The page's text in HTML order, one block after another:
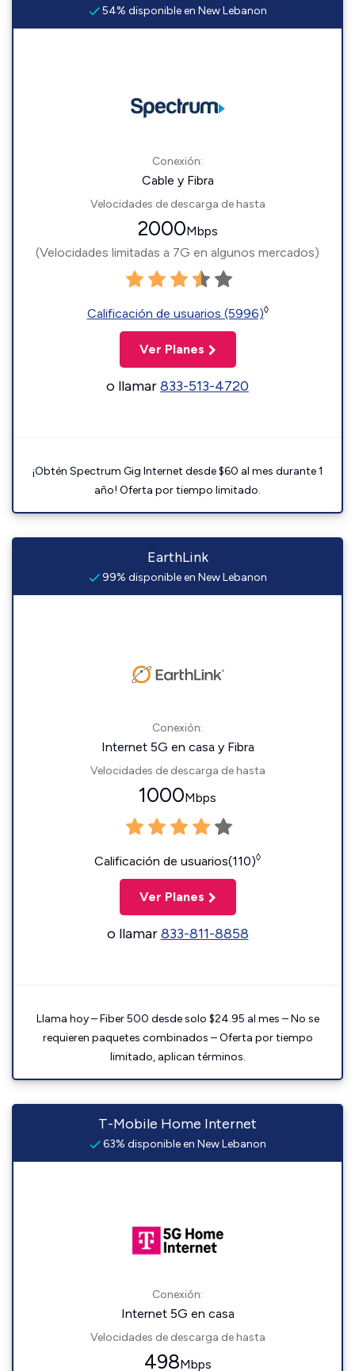
54% disponible en New Lebanon
Conexión:
Cable y Fibra
Velocidades de descarga de hasta
2000Mbps
(Velocidades limitadas a 7G en algunos mercados)
Calificación de usuarios (5996)◊
Ver Planes
o llamar833-513-4720
¡Obtén Spectrum Gig Internet desde $60 al mes durante 1
año! Oferta por tiempo limitado.
EarthLink
99% disponible en New Lebanon
Conexión:
Internet 5G en casa y Fibra
Velocidades de descarga de hasta
1000Mbps
Calificación de usuarios(110)◊
Ver Planes
o llamar833-811-8858
Llama hoy – Fiber 500 desde solo $24.95 al mes – No se
requieren paquetes combinados – Oferta por tiempo
limitado, aplican términos.
T-Mobile Home Internet
63% disponible en New Lebanon
Conexión:
Internet 5G en casa
Velocidades de descarga de hasta
498Mbps